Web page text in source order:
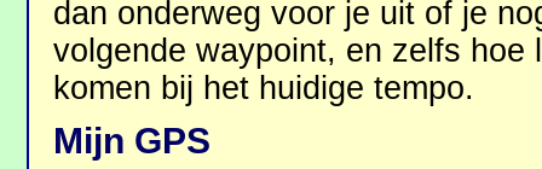
dan onderweg voor je uit of je
volgende waypoint, en zelfs hoe
komen bij het huidige tempo.
Mijn GPS